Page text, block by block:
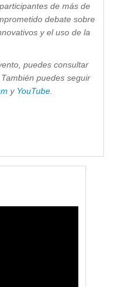
de más de
debate sobre
y el uso de la
puedes consultar
. También puedes seguir
y YouTube